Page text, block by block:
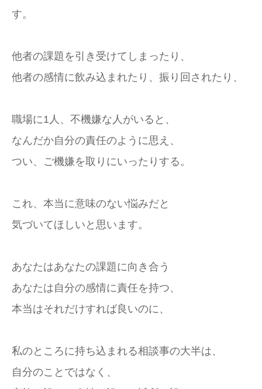
す。
他者の課題を引き受けてしまったり、
他者の感情に飲み込まれたり、振り回されたり、
職場に1人、不機嫌な人がいると、
なんだか自分の責任のように思え、
つい、ご機嫌を取りにいったりする。
これ、本当に意味のない悩みだと
気づいてほしいと思います。
あなたはあなたの課題に向き合う
あなたは自分の感情に責任を持つ、
本当はそれだけすれば良いのに、
私のところに持ち込まれる相談事の大半は、
自分のことではなく、